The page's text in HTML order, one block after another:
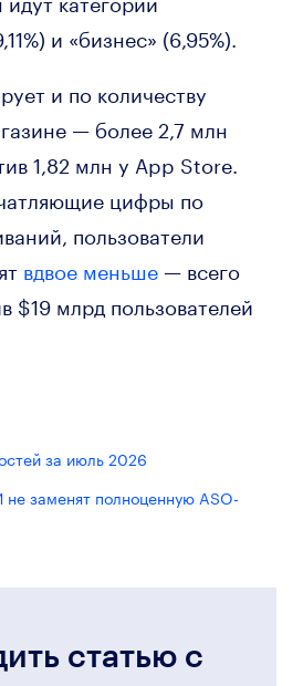
и «бизнес» (6,95%).
и по количеству
— более 2,7 млн
1,82 млн у App Store.
цифры по
пользователи
вдвое меньше— всего
$19 млрд пользователей
за июль 2026
заменят полноценную ASO-
статью с